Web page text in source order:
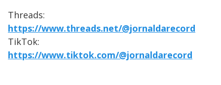
Threads:
https://www.threads.net/@jornaldarecord
TikTok:
https://www.tiktok.com/@jornaldarecord